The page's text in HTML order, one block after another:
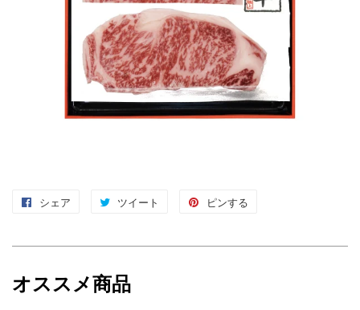
シェア
Facebook
シ
ェ
ツイート
Twitter
投
ピンする
ピ
オススメ商品